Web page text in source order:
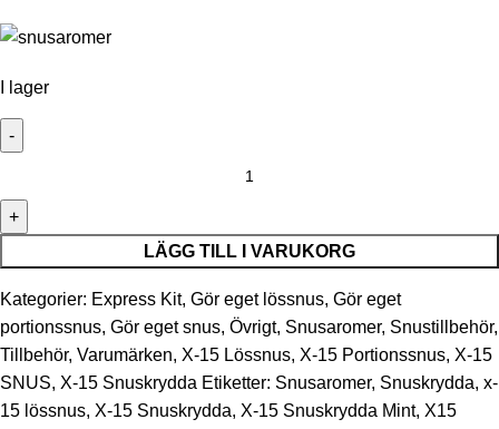
I lager
LÄGG TILL I VARUKORG
Kategorier: Express Kit, Gör eget lössnus, Gör eget
portionssnus, Gör eget snus, Övrigt, Snusaromer, Snustillbehör,
Tillbehör, Varumärken, X-15 Lössnus, X-15 Portionssnus, X-15
SNUS, X-15 Snuskrydda Etiketter: Snusaromer, Snuskrydda, x-
15 lössnus, X-15 Snuskrydda, X-15 Snuskrydda Mint, X15